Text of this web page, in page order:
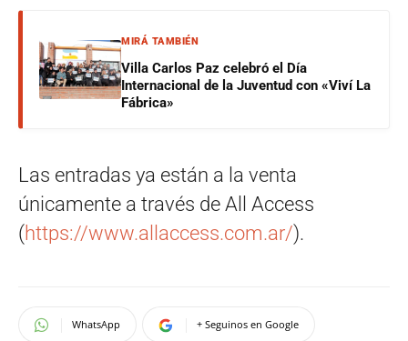
MIRÁ TAMBIÉN
Villa Carlos Paz celebró el Día
Internacional de la Juventud con «Viví La
Fábrica»
Las entradas ya están a la venta
únicamente a través de All Access
(https://www.allaccess.com.ar/).
WhatsApp + Seguinos en Google